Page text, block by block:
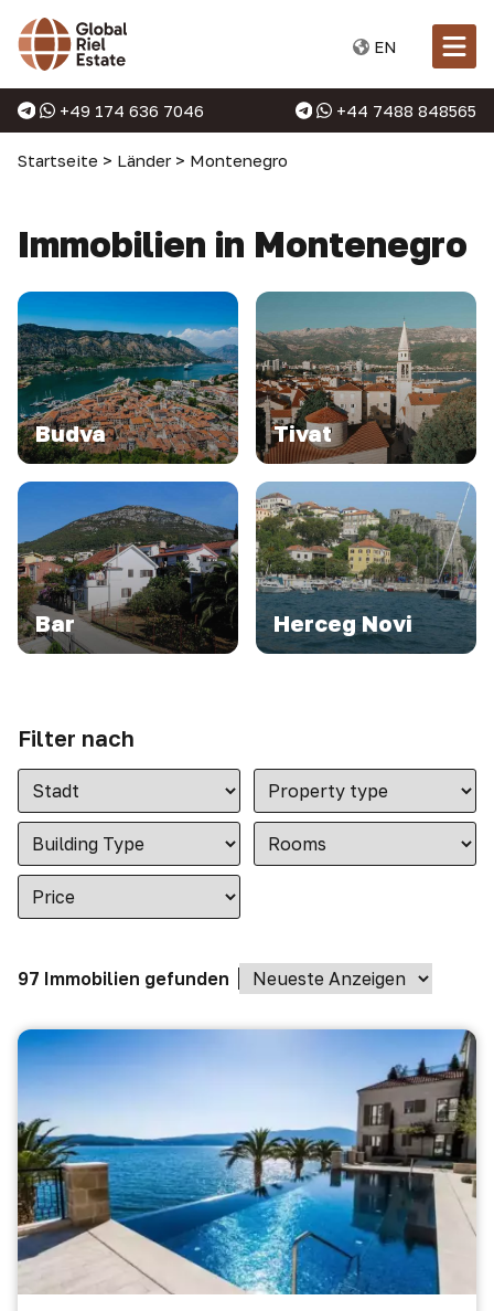
EN
+49 174 636 7046 +44 7488 848565
Startseite > Länder > Montenegro
Immobilien in Montenegro
Budva Tivat
Bar Herceg Novi
Filter nach
97 Immobilien gefunden